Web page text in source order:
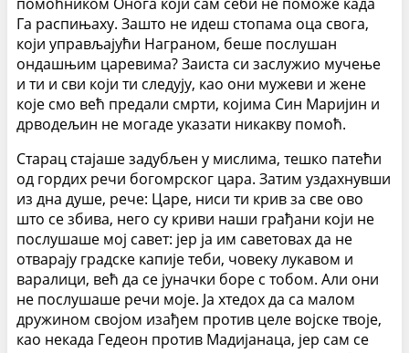
Га распињаху. Зашто не идеш стопама оца свога,
који управљајући Награном, беше послушан
ондашњим царевима? Заиста си заслужио мучење
и ти и сви који ти следују, као они мужеви и жене
које смо већ предали смрти, којима Син Маријин и
дрводељин не могаде указати никакву помоћ.
Старац стајаше задубљен у мислима, тешко патећи
од гордих речи богомрског цара. Затим уздахнувши
из дна душе, рече: Царе, ниси ти крив за све ово
што се збива, него су криви наши грађани који не
послушаше мој савет: јер ја им саветовах да не
отварају градске капије теби, човеку лукавом и
варалици, већ да се јуначки боре с тобом. Али они
не послушаше речи моје. Ја хтедох да са малом
дружином својом изађем против целе војске твоје,
као некада Гедеон против Мадијанаца, јер сам се